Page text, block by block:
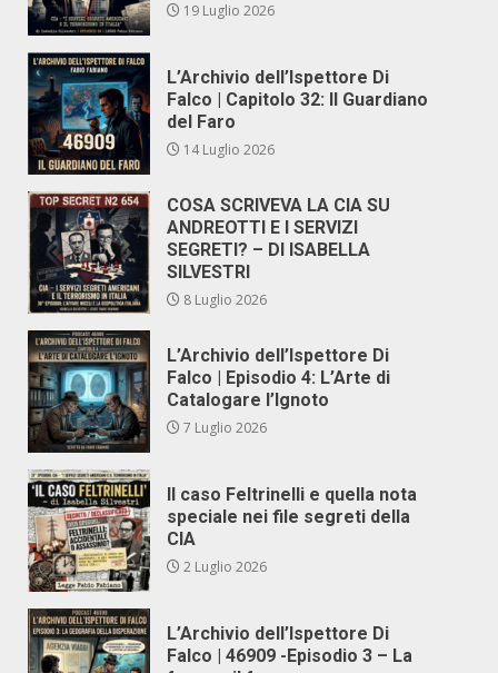
19 Luglio 2026
L’Archivio dell’Ispettore Di
Falco | Capitolo 32: Il Guardiano
del Faro
14 Luglio 2026
COSA SCRIVEVA LA CIA SU
ANDREOTTI E I SERVIZI
SEGRETI? – DI ISABELLA
SILVESTRI
8 Luglio 2026
L’Archivio dell’Ispettore Di
Falco | Episodio 4: L’Arte di
Catalogare l’Ignoto
7 Luglio 2026
Il caso Feltrinelli e quella nota
speciale nei file segreti della
CIA
2 Luglio 2026
L’Archivio dell’Ispettore Di
Falco | 46909 -Episodio 3 – La